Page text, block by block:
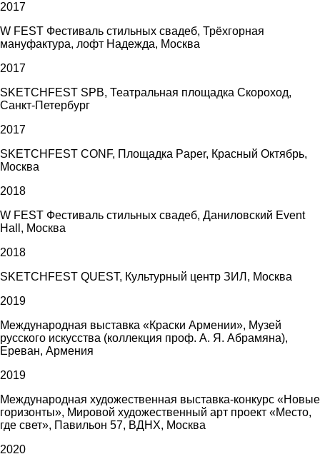
2017
W FEST Фестиваль стильных свадеб, Трёхгорная
мануфактура, лофт Надежда, Москва
2017
SKETCHFEST SPB, Театральная площадка Скороход,
Санкт-Петербург
2017
SKETCHFEST CONF, Площадка Paper, Красный Октябрь,
Москва
2018
W FEST Фестиваль стильных свадеб, Даниловский Event
Hall, Москва
2018
SKETCHFEST QUEST, Культурный центр ЗИЛ, Москва
2019
Международная выставка «Краски Армении», Музей
русского искусства (коллекция проф. А. Я. Абрамяна),
Ереван, Армения
2019
Международная художественная выставка-конкурс «Новые
горизонты», Мировой художественный арт проект «Место,
где свет», Павильон 57, ВДНХ, Москва
2020